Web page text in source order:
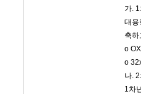
가.
대용
축
o
o
나.
1차